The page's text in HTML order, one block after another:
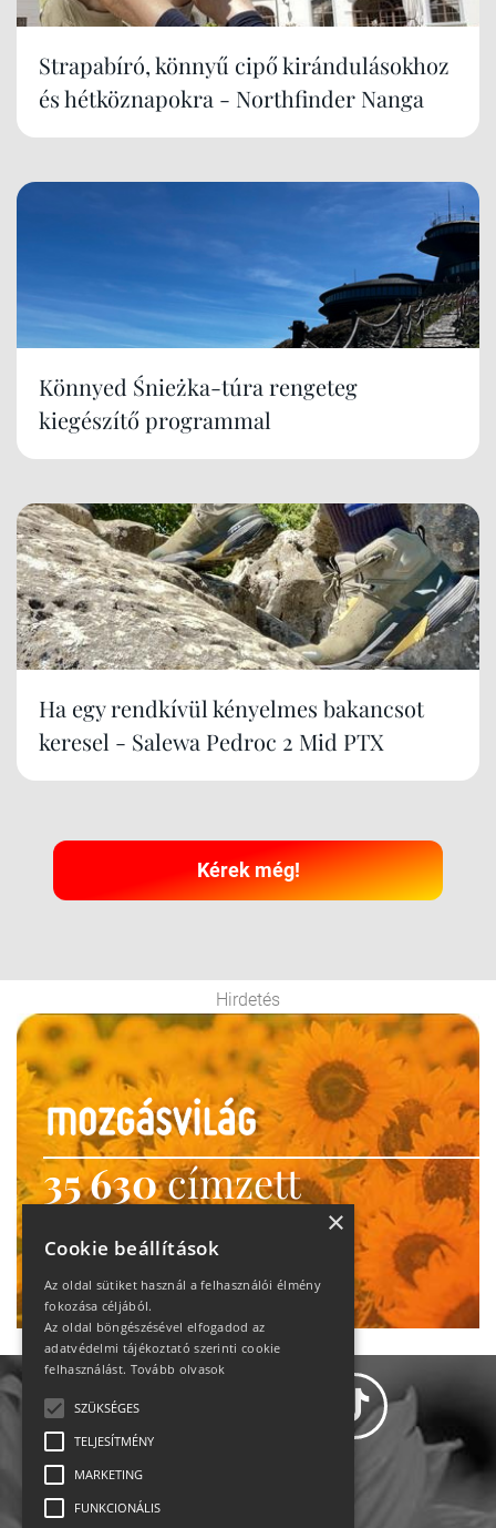
Strapabíró, könnyű cipő kirándulásokhoz
és hétköznapokra - Northfinder Nanga
Könnyed Śnieżka-túra rengeteg
kiegészítő programmal
Ha egy rendkívül kényelmes bakancsot
keresel - Salewa Pedroc 2 Mid PTX
Kérek még!
Hirdetés
35 630címzett
heti motiváció
Ne maradj le!
×
Cookie beállítások
Az oldal sütiket használ a felhasználói élmény
fokozása céljából.
Az oldal böngészésével elfogadod az
adatvédelmi tájékoztató szerinti cookie
felhasználást. Tovább olvasok
SZÜKSÉGES
TELJESÍTMÉNY
MARKETING
FUNKCIONÁLIS